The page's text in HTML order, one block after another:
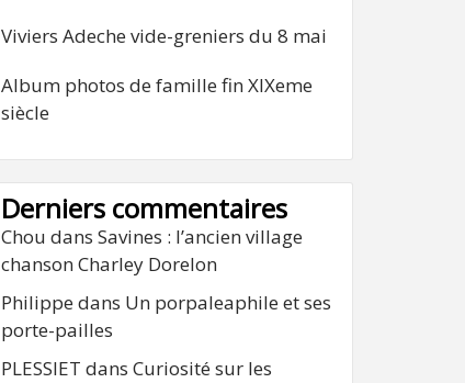
Viviers Adeche vide-greniers du 8 mai
Album photos de famille fin XIXeme
siècle
Derniers commentaires
Chou dans Savines : l’ancien village
chanson Charley Dorelon
Philippe dans Un porpaleaphile et ses
porte-pailles
PLESSIET dans Curiosité sur les